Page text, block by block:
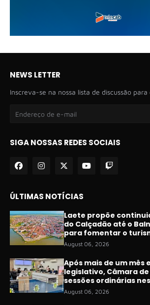
NEWS LETTER
Inscreva-se na nossa lista de discussão para
SIGA NOSSAS REDES SOCIAIS
ÚLTIMAS NOTÍCIAS
Laete propõe
do Calçadão até o
para fomentar o
August 06, 2026
Após mais de um mês
legislativo, Câmara
sessões ordinárias
August 06, 2026